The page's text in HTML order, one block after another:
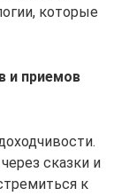
которые
и приемов
сказки и
к